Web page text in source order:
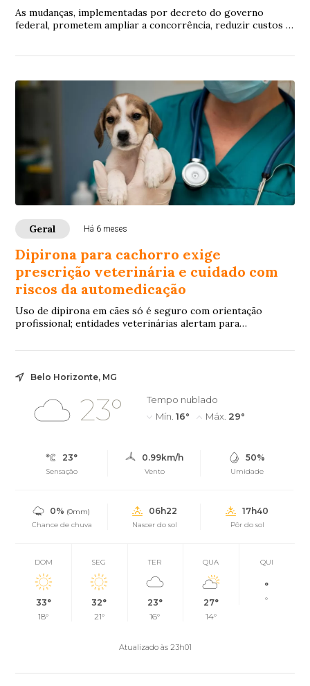
As mudanças, implementadas por decreto do governo
federal, prometem ampliar a concorrência, reduzir custos e
Geral Há 6 meses
Dipirona para cachorro exige
prescrição veterinária e cuidado com
riscos da automedicação
Uso de dipirona em cães só é seguro com orientação
profissional; entidades veterinárias alertam para
causados pela automedicação
Belo Horizonte, MG
23°
Tempo nublado
Mín. 16° Máx. 29°
23°
Sensação
0.99km/h
Vento
50%
Umidade
0% (0mm)
Chance de chuva
06h22
Nascer do sol
17h40
Pôr do sol
DOM
33°
18°
SEG
32°
21°
TER
23°
16°
QUA
27°
14°
QUI
°
°
Atualizado às 23h01